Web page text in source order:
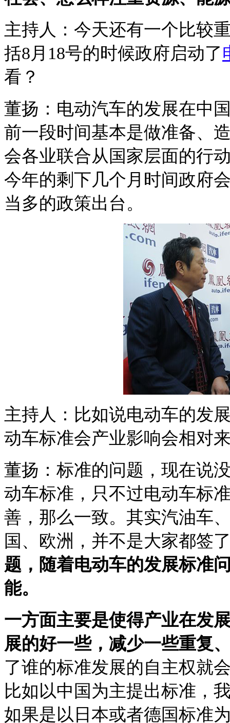
主持人：今天还有一个比较
括8月 18号的时候政府启动了
看？
董扬：电动汽车的发展在中
前一段时间基本是做准备、
会各业联合从国家层面的行
今年的剩下几个月时间政府
当多的政策出台。
主持人：比如说电动车的发
动车标准会产业影响会相对
董扬：标准的问题，现在说
动车标准，只不过电动车标
善，那么一致。其实汽油车
国、欧洲，并不是大家都签
题，随着电动车的发展标准
能。
一方面主要是使得产业在发
展的好一些，减少一些重复
了谁的标准发展的自主权就
比如以中国为主提出标准，
如果是以日本或者德国标准